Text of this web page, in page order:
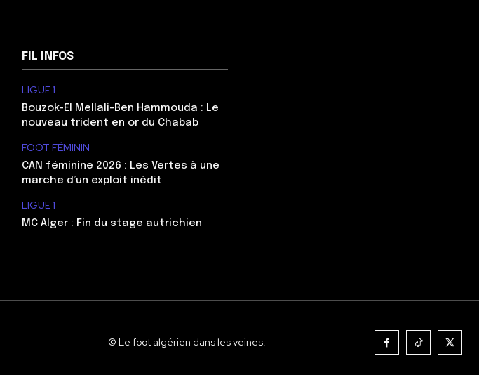
FIL INFOS
LIGUE 1
Bouzok-El Mellali-Ben Hammouda : Le
nouveau trident en or du Chabab
FOOT FÉMININ
CAN féminine 2026 : Les Vertes à une
marche d’un exploit inédit
LIGUE 1
MC Alger : Fin du stage autrichien
© Le foot algérien dans les veines.